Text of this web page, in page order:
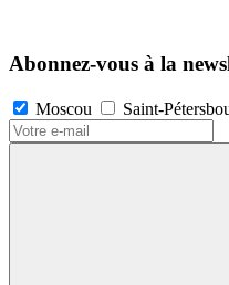
Abonnez-vous à la
Moscou Saint-